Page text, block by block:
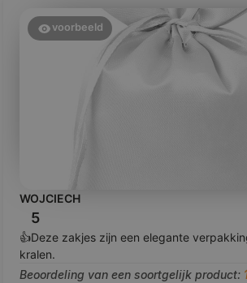
voorbeeld
WOJCIECH
5
👍️Deze zakjes zijn een elegante
kralen.
Beoordeling van een soortgelijk product: